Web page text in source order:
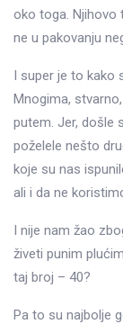
oko toga. Njihovo
ne u pakovanju
I super je to kako
Mnogima,
putem. Jer, došle
poželele nešto
koje su nas
ali i da ne
I nije nam žao
živeti punim
taj broj – 40?
Pa to su najbolje